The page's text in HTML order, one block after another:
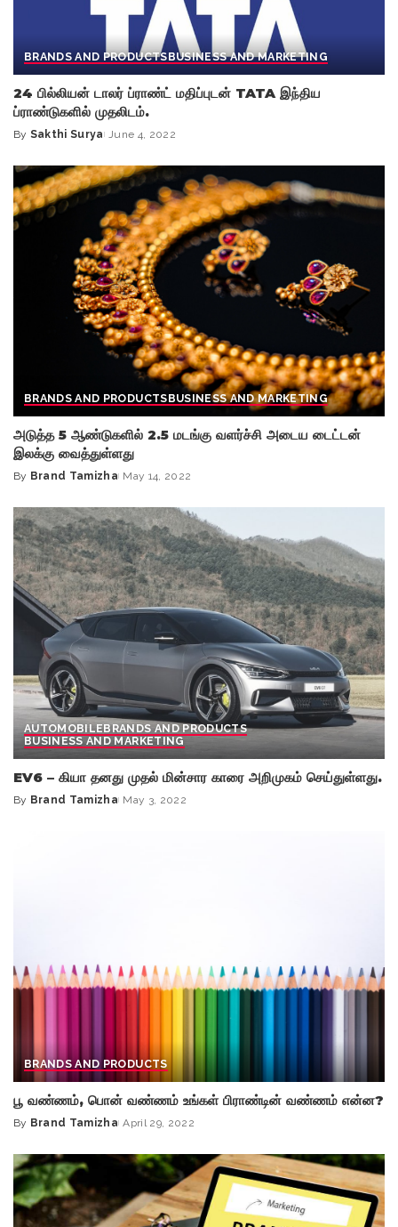
BRANDS AND PRODUCTSBUSINESS AND MARKETING
24 பில்லியன் டாலர் ப்ராண்ட் மதிப்புடன் TATA இந்திய
ப்ராண்டுகளில் முதலிடம்.
Posted
By Sakthi Surya June 4, 2022
BRANDS AND PRODUCTSBUSINESS AND MARKETING
அடுத்த 5 ஆண்டுகளில் 2.5 மடங்கு வளர்ச்சி அடைய டைட்டன்
இலக்கு வைத்துள்ளது
Posted
By Brand Tamizha May 14, 2022
AUTOMOBILEBRANDS AND PRODUCTS
BUSINESS AND MARKETING
EV6 – கியா தனது முதல் மின்சார காரை அறிமுகம் செய்துள்ளது.
Posted
By Brand Tamizha May 3, 2022
BRANDS AND PRODUCTS
பூ வண்ணம், பொன் வண்ணம் உங்கள் பிராண்டின் வண்ணம் என்ன?
Posted
By Brand Tamizha April 29, 2022